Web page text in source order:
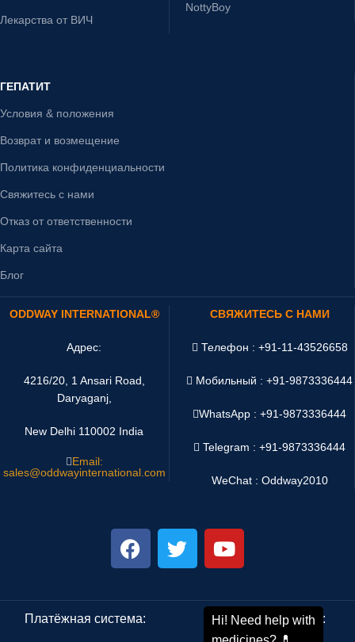
Лекарства от ВИЧ
NottyBoy
ГЕПАТИТ
Условия & положения
Возврат и возмещение
Политика конфиденциальности
Свяжитесь с нами
Отказ от ответственности
Карта сайта
Блог
ODDWAY INTERNATIONAL®
Адрес:
4216/20, 1 Ansari Road,
Daryaganj,
New Delhi 110002 India
Email:
sales@oddwayinternational.com
СВЯЖИТЕСЬ С НАМИ
Телефон : +91-11-43526658
Мобильный : +91-9873336444
WhatsApp :+91-9873336444
Telegram : +91-9873336444
WeChat : Oddway2010
Платёжная система: Система доставки: